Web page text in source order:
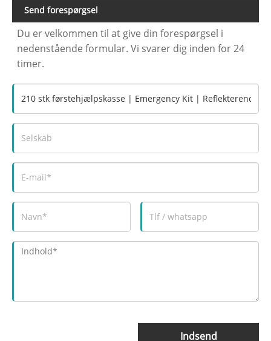
Send forespørgsel
Du er velkommen til at give din forespørgsel i
nedenstående formular. Vi svarer dig inden for 24
timer.
Indsend